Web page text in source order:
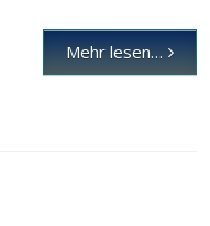
Mehr lesen…